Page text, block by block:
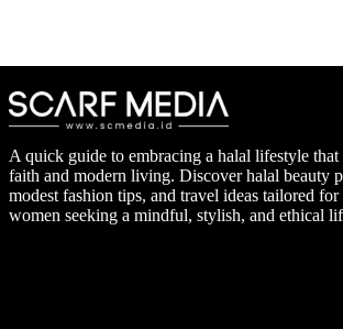
A quick guide to embracing a halal lifestyle
faith and modern living. Discover halal beauty
modest fashion tips, and travel ideas tailored
women seeking a mindful, stylish, and ethical